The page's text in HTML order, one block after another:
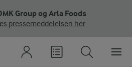
Group og Arla Foods
pressemeddelelsen her